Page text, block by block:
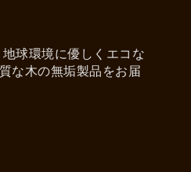
球環境に優しくエコな
な木の無垢製品をお届